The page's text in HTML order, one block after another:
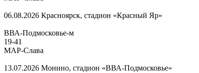
06.08.2026 Красноярск, стадион «Красный Яр»
ВВА-Подмосковье-м
19-41
МАР-Слава
13.07.2026 Монино, стадион «ВВА-Подмосковье»